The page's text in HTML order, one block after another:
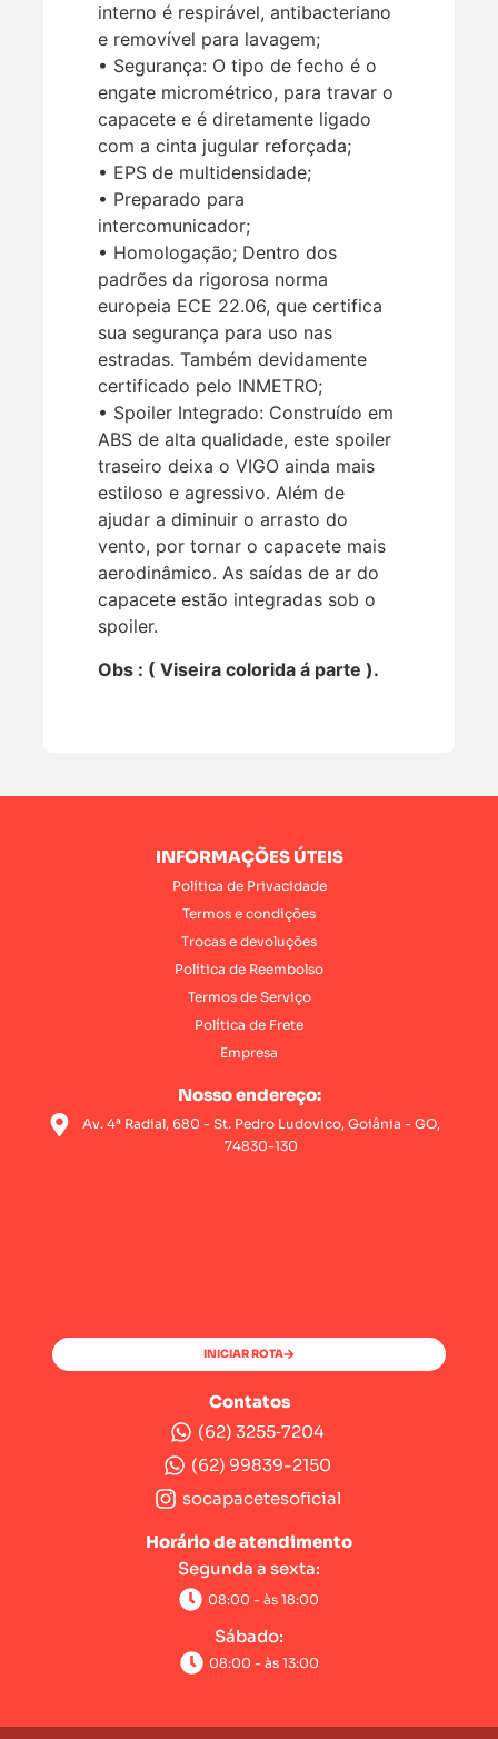
interno é respirável, antibacteriano
e removível para lavagem;
• Segurança: O tipo de fecho é o
engate micrométrico, para travar o
capacete e é diretamente ligado
com a cinta jugular reforçada;
• EPS de multidensidade;
• Preparado para
intercomunicador;
• Homologação; Dentro dos
padrões da rigorosa norma
europeia ECE 22.06, que certifica
sua segurança para uso nas
estradas. Também devidamente
certificado pelo INMETRO;
• Spoiler Integrado: Construído em
ABS de alta qualidade, este spoiler
traseiro deixa o VIGO ainda mais
estiloso e agressivo. Além de
ajudar a diminuir o arrasto do
vento, por tornar o capacete mais
aerodinâmico. As saídas de ar do
capacete estão integradas sob o
spoiler.
Obs : ( Viseira colorida á parte ).
INFORMAÇÕES ÚTEIS
Política de Privacidade
Termos e condições
Trocas e devoluções
Política de Reembolso
Termos de Serviço
Política de Frete
Empresa
Nosso endereço:
Av. 4ª Radial, 680 - St. Pedro Ludovico, Goiânia - GO,
74830-130
INICIAR ROTA
Contatos
(62) 3255‑7204‬
(62) 99839-2150
socapacetesoficial
Horário de atendimento
Segunda a sexta:
08:00 - às 18:00
Sábado:
08:00 - às 13:00